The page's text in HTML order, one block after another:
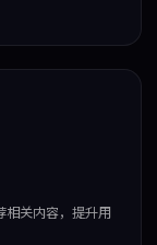
相关内容，提升用